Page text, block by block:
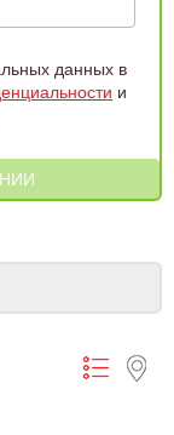
данных в
и